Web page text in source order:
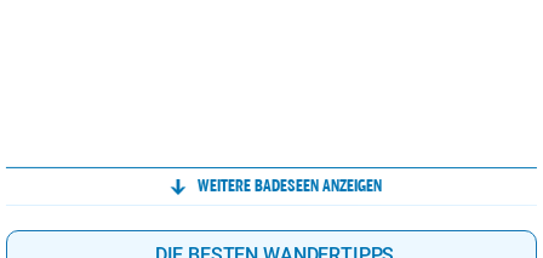
WEITERE BADESEEN ANZEIGEN